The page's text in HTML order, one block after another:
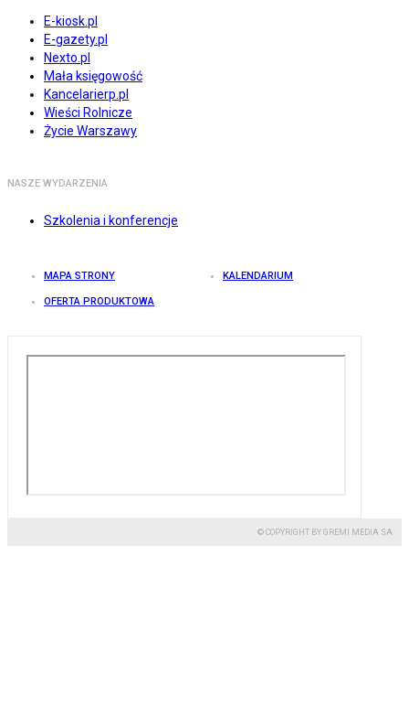
E-kiosk.pl
E-gazety.pl
Nexto.pl
Mała księgowość
Kancelarierp.pl
Wieści Rolnicze
Życie Warszawy
NASZE WYDARZENIA
Szkolenia i konferencje
MAPA STRONY KALENDARIUM
OFERTA PRODUKTOWA
© COPYRIGHT BY GREMI MEDIA SA